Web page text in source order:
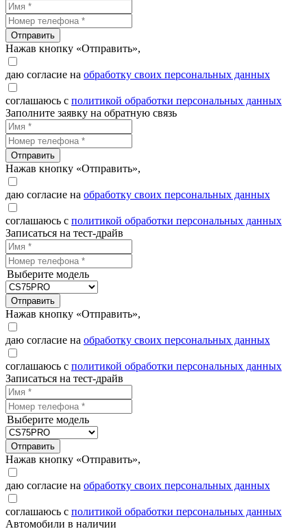
Отправить
Нажав кнопку «Отправить»,
даю согласие на обработку своих персональных данных
соглашаюсь с политикой обработки персональных данных
Заполните заявку на обратную связь
Отправить
Нажав кнопку «Отправить»,
даю согласие на обработку своих персональных данных
соглашаюсь с политикой обработки персональных данных
Записаться на тест-драйв
Выберите модель
Отправить
Нажав кнопку «Отправить»,
даю согласие на обработку своих персональных данных
соглашаюсь с политикой обработки персональных данных
Записаться на тест-драйв
Выберите модель
Отправить
Нажав кнопку «Отправить»,
даю согласие на обработку своих персональных данных
соглашаюсь с политикой обработки персональных данных
Автомобили в наличии